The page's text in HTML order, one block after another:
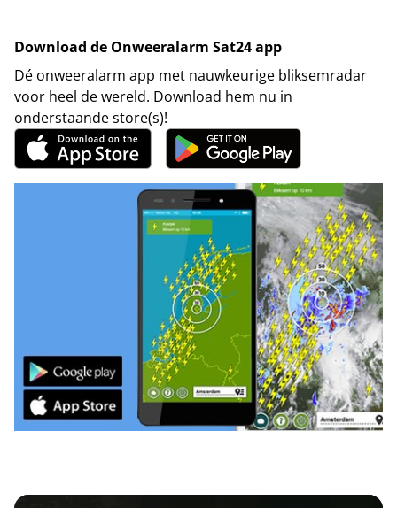
Download de Onweeralarm Sat24 app
Dé onweeralarm app met nauwkeurige bliksemradar
voor heel de wereld. Download hem nu in
onderstaande store(s)!